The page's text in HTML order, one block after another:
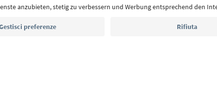
eventi da non perdere e ricette tipiche.